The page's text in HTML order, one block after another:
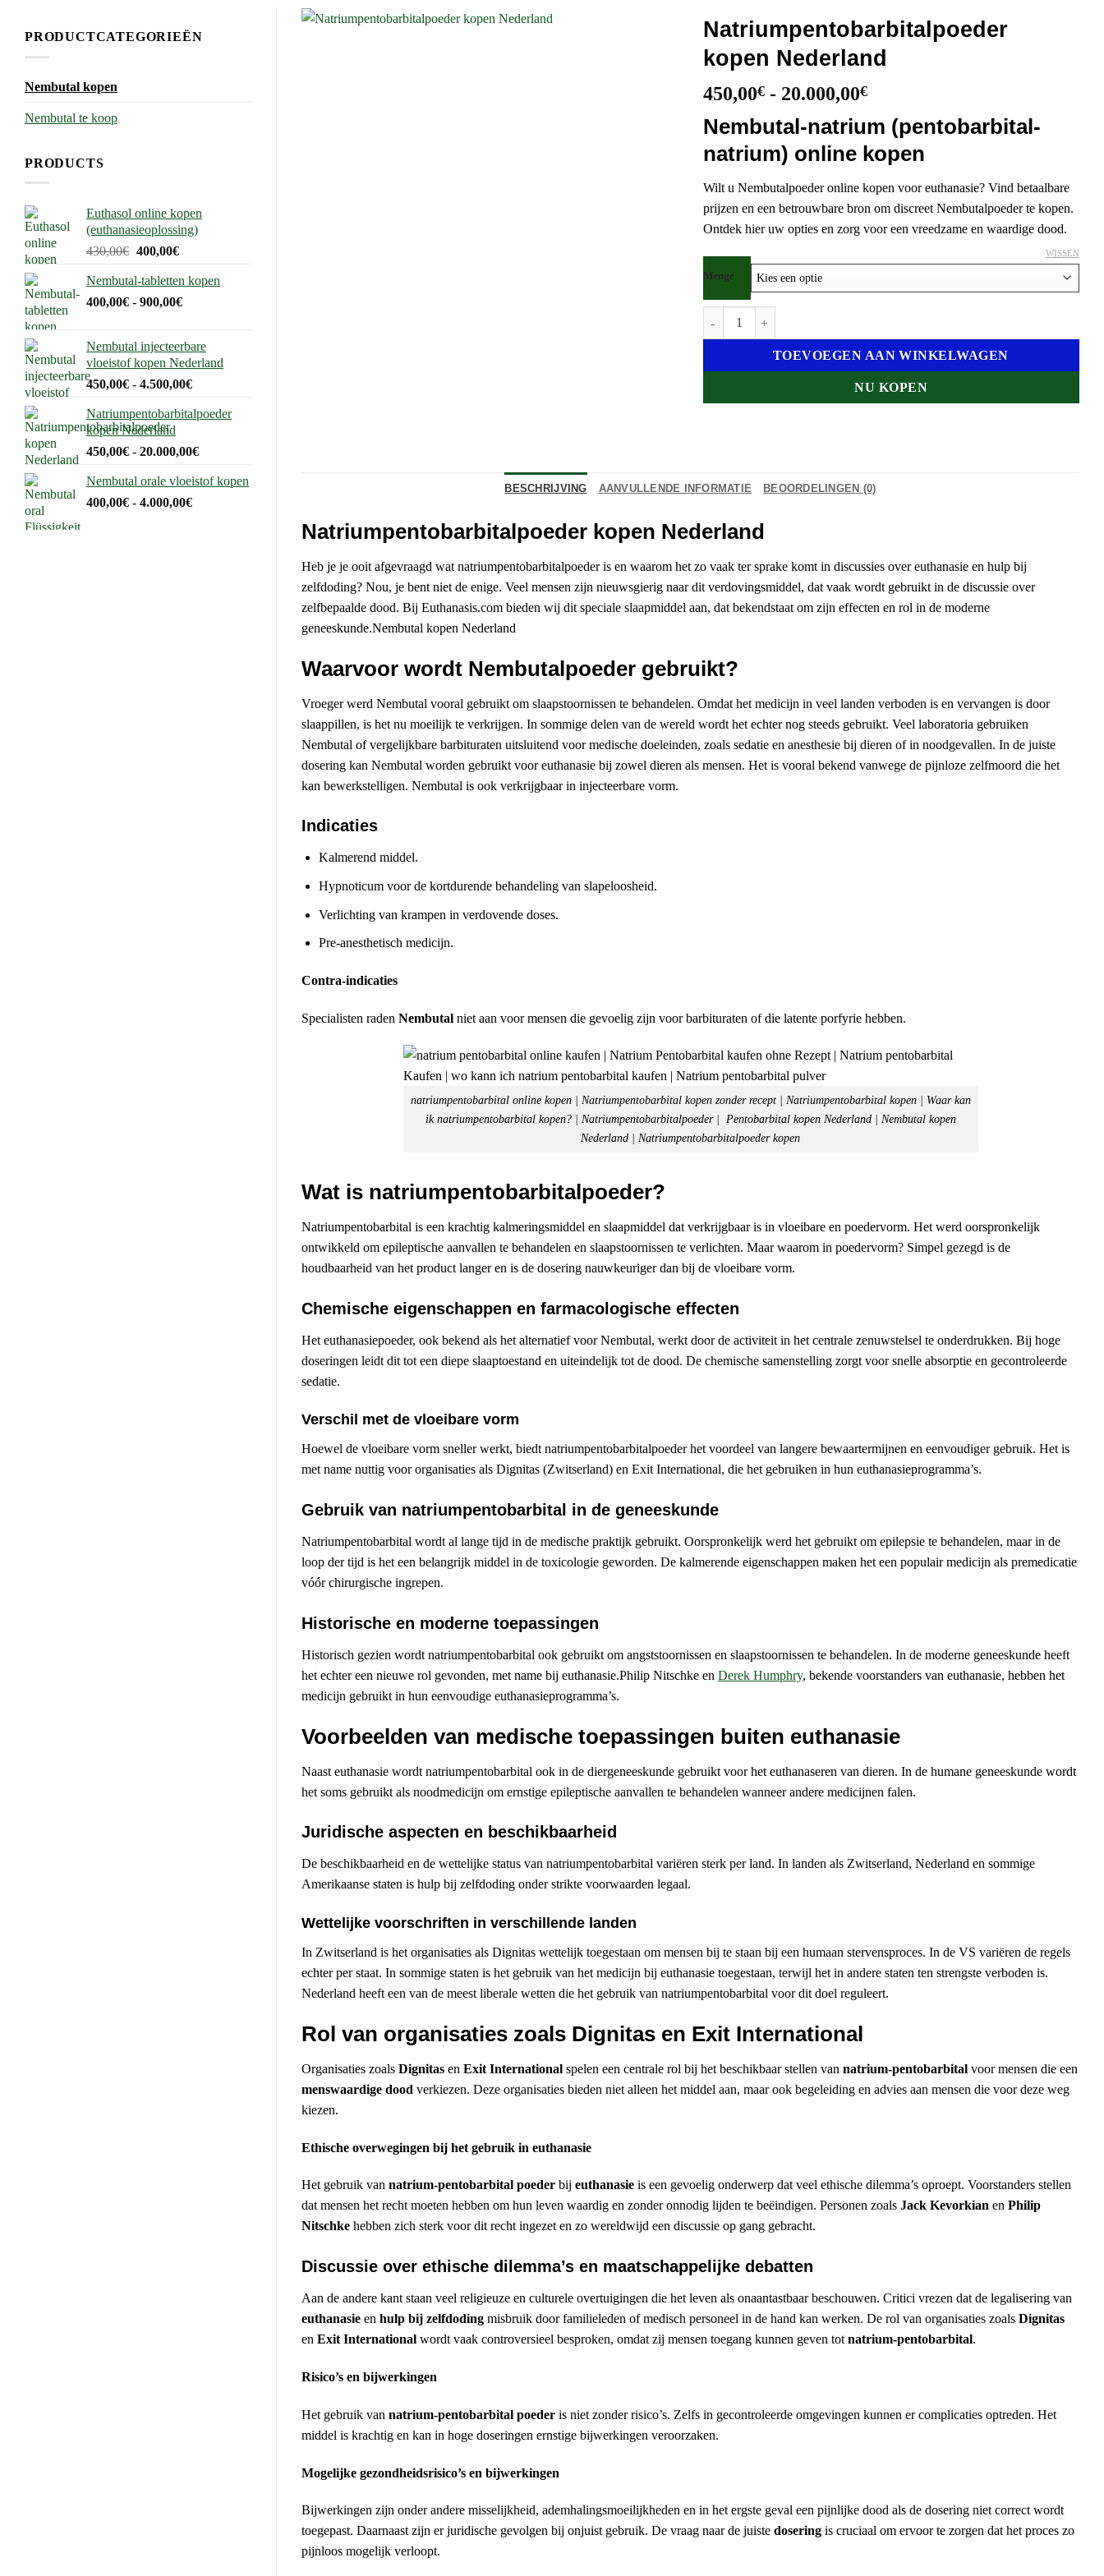
PRODUCTCATEGORIEËN
Nembutal kopen
Nembutal te koop
PRODUCTS
Euthasol online kopen
(euthanasieoplossing)
430,00€ Oorspronkelijke
was:
430,00€.
400,00€Huidige
is:
400,00€.
Nembutal-tabletten kopen
400,00€ - 900,00€Prijsklasse:
900,00€
Nembutal injecteerbare
vloeistof kopen Nederland
450,00€ - 4.500,00€Prijsklasse:
tot
Natriumpentobarbitalpoeder
kopen Nederland
450,00€ - 20.000,00€Prijsklasse:
tot
Nembutal orale vloeistof kopen
400,00€ - 4.000,00€Prijsklasse:
Natriumpentobarbitalpoeder
kopen Nederland
450,00€ - 20.000,00€Prijsklasse:
tot
20.000,00€
Nembutal-natrium (pentobarbital-
natrium) online kopen
Wilt u Nembutalpoeder online kopen voor euthanasie? Vind betaalbare
prijzen en een betrouwbare bron om discreet Nembutalpoeder te kopen.
Ontdek hier uw opties en zorg voor een vreedzame en waardige dood.
Menge
WISSEN
Natriumpentobarbitalpoeder kopen Nederland aantal
TOEVOEGEN AAN WINKELWAGEN
NU KOPEN
BESCHRIJVING AANVULLENDE INFORMATIE BEOORDELINGEN (0)
Natriumpentobarbitalpoeder kopen Nederland
Heb je je ooit afgevraagd wat natriumpentobarbitalpoeder is en waarom het zo vaak ter sprake komt in discussies over euthanasie en hulp bij
zelfdoding? Nou, je bent niet de enige. Veel mensen zijn nieuwsgierig naar dit verdovingsmiddel, dat vaak wordt gebruikt in de discussie over
zelfbepaalde dood. Bij Euthanasis.com bieden wij dit speciale slaapmiddel aan, dat bekendstaat om zijn effecten en rol in de moderne
geneeskunde.Nembutal kopen Nederland
Waarvoor wordt Nembutalpoeder gebruikt?
Vroeger werd Nembutal vooral gebruikt om slaapstoornissen te behandelen. Omdat het medicijn in veel landen verboden is en vervangen is door
slaappillen, is het nu moeilijk te verkrijgen. In sommige delen van de wereld wordt het echter nog steeds gebruikt. Veel laboratoria gebruiken
Nembutal of vergelijkbare barbituraten uitsluitend voor medische doeleinden, zoals sedatie en anesthesie bij dieren of in noodgevallen. In de juiste
dosering kan Nembutal worden gebruikt voor euthanasie bij zowel dieren als mensen. Het is vooral bekend vanwege de pijnloze zelfmoord die het
kan bewerkstelligen. Nembutal is ook verkrijgbaar in injecteerbare vorm.
Indicaties
Kalmerend middel.
Hypnoticum voor de kortdurende behandeling van slapeloosheid.
Verlichting van krampen in verdovende doses.
Pre-anesthetisch medicijn.
Contra-indicaties
Specialisten raden Nembutal niet aan voor mensen die gevoelig zijn voor barbituraten of die latente porfyrie hebben.
natriumpentobarbital online kopen | Natriumpentobarbital kopen zonder recept | Natriumpentobarbital kopen | Waar kan
ik natriumpentobarbital kopen? | Natriumpentobarbitalpoeder | Pentobarbital kopen Nederland | Nembutal kopen
Nederland | Natriumpentobarbitalpoeder kopen
Wat is natriumpentobarbitalpoeder?
Natriumpentobarbital is een krachtig kalmeringsmiddel en slaapmiddel dat verkrijgbaar is in vloeibare en poedervorm. Het werd oorspronkelijk
ontwikkeld om epileptische aanvallen te behandelen en slaapstoornissen te verlichten. Maar waarom in poedervorm? Simpel gezegd is de
houdbaarheid van het product langer en is de dosering nauwkeuriger dan bij de vloeibare vorm.
Chemische eigenschappen en farmacologische effecten
Het euthanasiepoeder, ook bekend als het alternatief voor Nembutal, werkt door de activiteit in het centrale zenuwstelsel te onderdrukken. Bij hoge
doseringen leidt dit tot een diepe slaaptoestand en uiteindelijk tot de dood. De chemische samenstelling zorgt voor snelle absorptie en gecontroleerde
sedatie.
Verschil met de vloeibare vorm
Hoewel de vloeibare vorm sneller werkt, biedt natriumpentobarbitalpoeder het voordeel van langere bewaartermijnen en eenvoudiger gebruik. Het is
met name nuttig voor organisaties als Dignitas (Zwitserland) en Exit International, die het gebruiken in hun euthanasieprogramma’s.
Gebruik van natriumpentobarbital in de geneeskunde
Natriumpentobarbital wordt al lange tijd in de medische praktijk gebruikt. Oorspronkelijk werd het gebruikt om epilepsie te behandelen, maar in de
loop der tijd is het een belangrijk middel in de toxicologie geworden. De kalmerende eigenschappen maken het een populair medicijn als premedicatie
vóór chirurgische ingrepen.
Historische en moderne toepassingen
Historisch gezien wordt natriumpentobarbital ook gebruikt om angststoornissen en slaapstoornissen te behandelen. In de moderne geneeskunde heeft
het echter een nieuwe rol gevonden, met name bij euthanasie.Philip Nitschke en Derek Humphry, bekende voorstanders van euthanasie, hebben het
medicijn gebruikt in hun eenvoudige euthanasieprogramma’s.
Voorbeelden van medische toepassingen buiten euthanasie
Naast euthanasie wordt natriumpentobarbital ook in de diergeneeskunde gebruikt voor het euthanaseren van dieren. In de humane geneeskunde wordt
het soms gebruikt als noodmedicijn om ernstige epileptische aanvallen te behandelen wanneer andere medicijnen falen.
Juridische aspecten en beschikbaarheid
De beschikbaarheid en de wettelijke status van natriumpentobarbital variëren sterk per land. In landen als Zwitserland, Nederland en sommige
Amerikaanse staten is hulp bij zelfdoding onder strikte voorwaarden legaal.
Wettelijke voorschriften in verschillende landen
In Zwitserland is het organisaties als Dignitas wettelijk toegestaan ​​om mensen bij te staan ​​bij een humaan stervensproces. In de VS variëren de regels
echter per staat. In sommige staten is het gebruik van het medicijn bij euthanasie toegestaan, terwijl het in andere staten ten strengste verboden is.
Nederland heeft een van de meest liberale wetten die het gebruik van natriumpentobarbital voor dit doel reguleert.
Rol van organisaties zoals Dignitas en Exit International
Organisaties zoals Dignitas en Exit International spelen een centrale rol bij het beschikbaar stellen van natrium-pentobarbital voor mensen die een
menswaardige dood verkiezen. Deze organisaties bieden niet alleen het middel aan, maar ook begeleiding en advies aan mensen die voor deze weg
kiezen.
Ethische overwegingen bij het gebruik in euthanasie
Het gebruik van natrium-pentobarbital poeder bij euthanasie is een gevoelig onderwerp dat veel ethische dilemma’s oproept. Voorstanders stellen
dat mensen het recht moeten hebben om hun leven waardig en zonder onnodig lijden te beëindigen. Personen zoals Jack Kevorkian en Philip
Nitschke hebben zich sterk voor dit recht ingezet en zo wereldwijd een discussie op gang gebracht.
Discussie over ethische dilemma’s en maatschappelijke debatten
Aan de andere kant staan veel religieuze en culturele overtuigingen die het leven als onaantastbaar beschouwen. Critici vrezen dat de legalisering van
euthanasie en hulp bij zelfdoding misbruik door familieleden of medisch personeel in de hand kan werken. De rol van organisaties zoals Dignitas
en Exit International wordt vaak controversieel besproken, omdat zij mensen toegang kunnen geven tot natrium-pentobarbital.
Risico’s en bijwerkingen
Het gebruik van natrium-pentobarbital poeder is niet zonder risico’s. Zelfs in gecontroleerde omgevingen kunnen er complicaties optreden. Het
middel is krachtig en kan in hoge doseringen ernstige bijwerkingen veroorzaken.
Mogelijke gezondheidsrisico’s en bijwerkingen
Bijwerkingen zijn onder andere misselijkheid, ademhalingsmoeilijkheden en in het ergste geval een pijnlijke dood als de dosering niet correct wordt
toegepast. Daarnaast zijn er juridische gevolgen bij onjuist gebruik. De vraag naar de juiste dosering is cruciaal om ervoor te zorgen dat het proces zo
pijnloos mogelijk verloopt.